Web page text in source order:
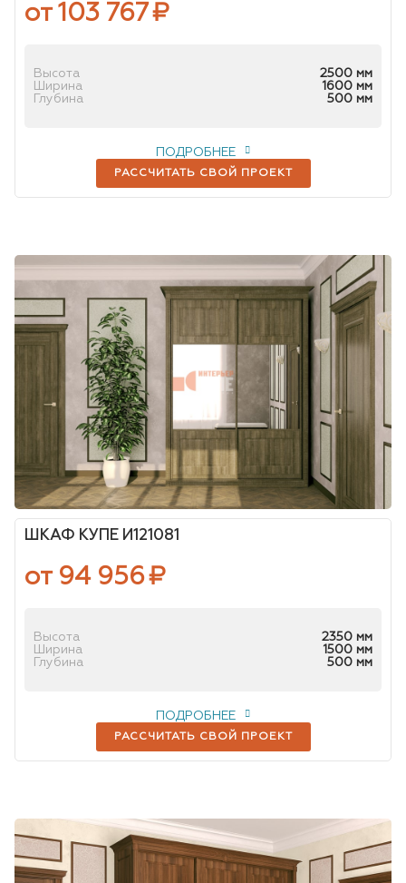
от 103 767₽
Высота
2500 мм
Ширина
1600 мм
Глубина
500 мм
РАССЧИТАТЬ СВОЙ ПРОЕКТ
ПОДРОБНЕЕ
ШКАФ КУПЕ И121081
от 94 956₽
Высота
2350 мм
Ширина
1500 мм
Глубина
500 мм
РАССЧИТАТЬ СВОЙ ПРОЕКТ
ПОДРОБНЕЕ